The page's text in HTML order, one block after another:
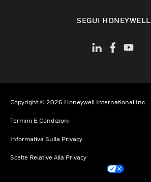
SEGUI HONEYWELL
Copyright © 2026 Honeywell International Inc
Termini E Condizioni
Informativa Sulla Privacy
Scelte Relative Alla Privacy